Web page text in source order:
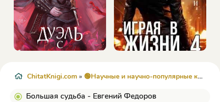
ChitatKnigi.com » 🟢Научные и научно-популярные книги
Большая судьба - Евгений Федоров